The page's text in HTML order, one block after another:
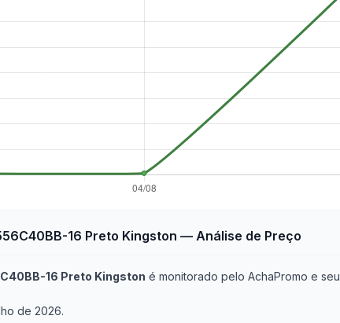
16 Preto Kingston — Análise de Preço
16 Preto Kingston é monitorado pelo AchaPromo e seu
de 2026.